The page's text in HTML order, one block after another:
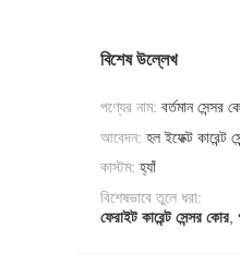
বিশেষ উল্লেখ
পণ্যের নাম: বর্তমান সেন্সর
আবেদন: হল ইফেক্ট কারেন্ট
কাস্টম: হ্যাঁ
বিশেষভাবে তুলে ধরা:
ফেরাইট কারেন্ট সেন্সর কোর